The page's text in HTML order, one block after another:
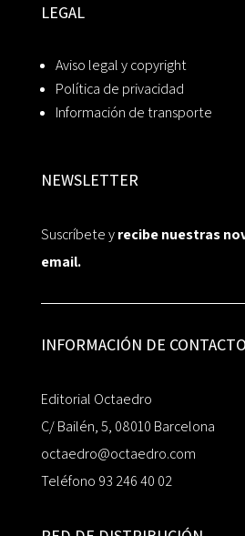
LEGAL
Aviso legal y copyright
Política de privacidad
Información de transporte
NEWSLETTER
Suscríbete yrecibe nuestras
email.
INFORMACIÓN DE CONTACTO
Editorial Octaedro
C/ Bailén, 5, 08010 Barcelona
octaedro@octaedro.com
Teléfono 93 246 40 02